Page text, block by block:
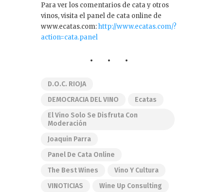
Para ver los comentarios de cata y otros
vinos, visita el panel de cata online de
www.ecatas.com:http://www.ecatas.com/?
action=cata.panel
D.O.C. RIOJA
DEMOCRACIA DEL VINO
Ecatas
El Vino Solo Se Disfruta Con
Moderación
Joaquin Parra
Panel De Cata Online
The Best Wines
Vino Y Cultura
VINOTICIAS
Wine Up Consulting